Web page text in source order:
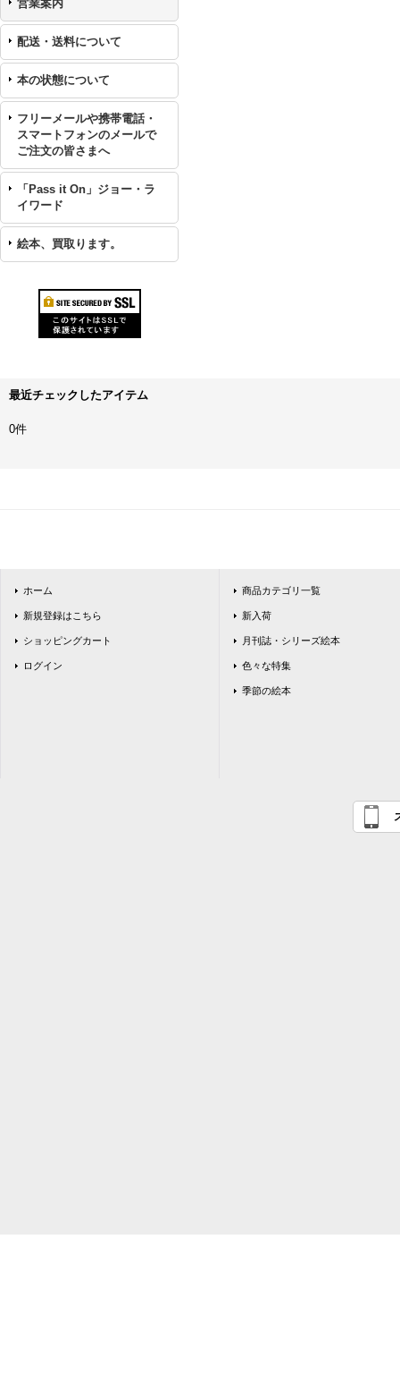
営業案内
配送・送料について
本の状態について
フリーメールや携帯電話・
スマートフォンのメールで
ご注文の皆さまへ
「Pass it On」ジョー・ラ
イワード
絵本、買取ります。
最近チェックしたアイテム
0件
ホーム
新規登録はこちら
ショッピングカート
ログイン
商品カテゴリ一覧
新入荷
月刊誌・シリーズ絵本
色々な特集
季節の絵本